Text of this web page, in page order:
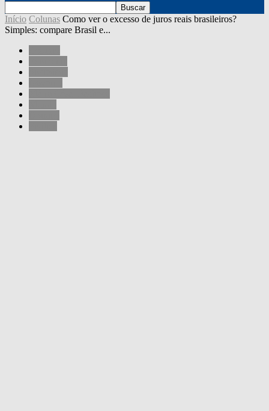
Início Colunas Como ver o excesso de juros reais brasileiros?
Simples: compare Brasil e...